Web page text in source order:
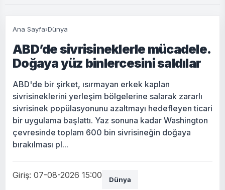
Ana Sayfa›Dünya
ABD’de sivrisineklerle mücadele.
Doğaya yüz binlercesini saldılar
ABD'de bir şirket, ısırmayan erkek kaplan
sivrisineklerini yerleşim bölgelerine salarak zararlı
sivrisinek popülasyonunu azaltmayı hedefleyen ticari
bir uygulama başlattı. Yaz sonuna kadar Washington
çevresinde toplam 600 bin sivrisineğin doğaya
bırakılması pl...
Giriş: 07-08-2026 15:00 Dünya